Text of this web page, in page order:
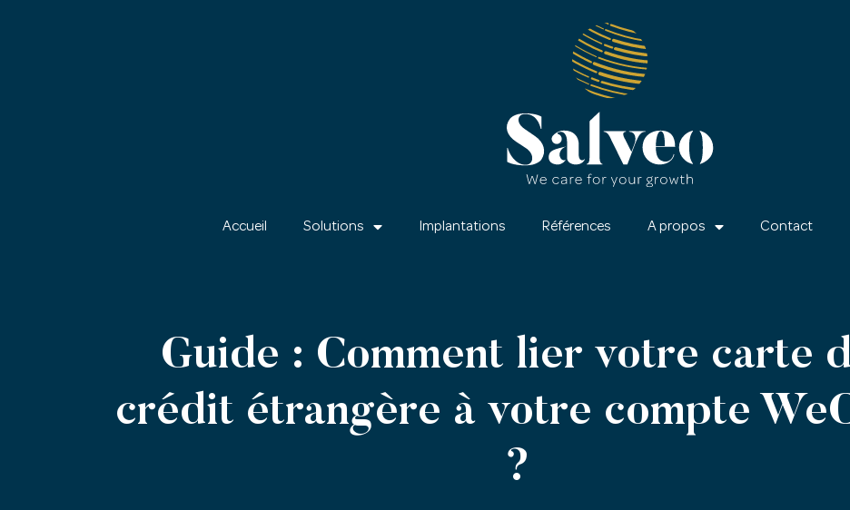
Accueil Solutions Implantations Références A propos Contact
Guide : Comment lier votre carte
crédit étrangère à votre compte
?